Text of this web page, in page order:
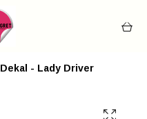
Dekal - Lady Driver